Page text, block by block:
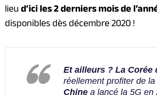
lieu d’ici les 2 derniers mois de
disponibles dès décembre 2020 !
Et ailleurs ? La Corée
réellement profiter de
Chine a lancé la 5G en